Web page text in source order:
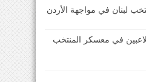
لبنان في مواجهة الأردن
في معسكر المنتخب